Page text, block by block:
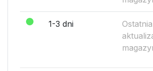
1-3 dni
Ostatnia